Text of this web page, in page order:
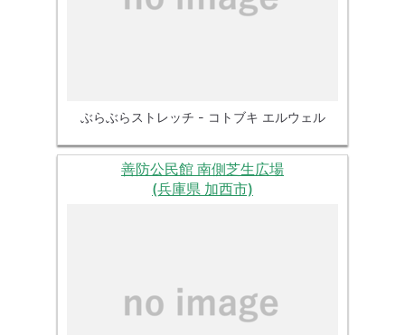
ぶらぶらストレッチ - コトブキ エルウェル
善防公民館 南側芝生広場
(兵庫県 加西市)